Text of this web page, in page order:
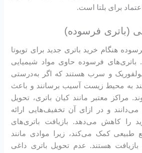
برای بلتا است.
(باتری فرسوده)
هنگام خرید باتری جدید برای تویوتا
باتری‌های فرسوده حاوی مواد شیمیایی
و سرب هستند که اگر به‌درستی
به محیط زیست آسیب برسانند و باعث
مراکز معتبر مانند کیان باتری، تحویل
می‌دانند و در ازای آن تخفیف‌هایی ارائه
را کاهش می‌دهد. بازیافت باتری‌های
طبیعی کمک می‌کند، زیرا موادی مانند
هستند. عدم تحویل باتری داغی